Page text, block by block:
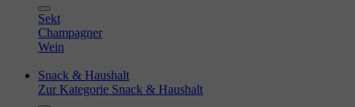
Sekt
Champagner
Wein
Snack & Haushalt
Zur Kategorie Snack & Haushalt